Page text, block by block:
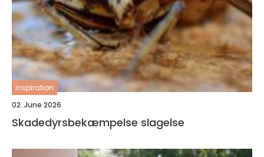
inspiration
02. June 2026
Skadedyrsbekæmpelse slagelse